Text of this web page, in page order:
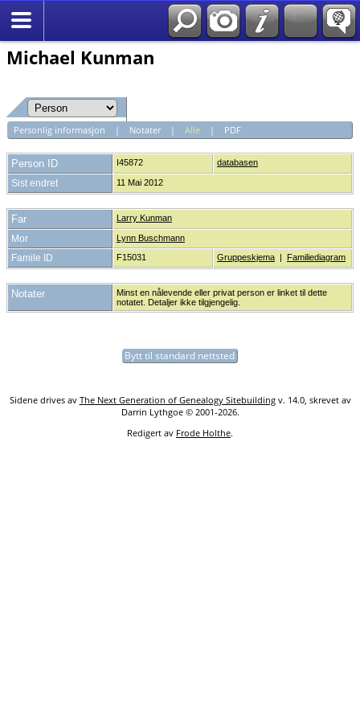
Michael Kunman
Personlig informasjon | Notater| Alle| PDF
Person ID I45872 databasen
Sist endret 11 Mai 2012
Far Larry Kunman
Mor Lynn Buschmann
Famile ID F15031 Gruppeskjema | Familiediagram
Notater
Minst en nålevende eller privat person er linket til dette
notatet. Detaljer ikke tilgjengelig.
Bytt til standard nettsted
Sidene drives av The Next Generation of Genealogy Sitebuildingv. 14.0, skrevet av
Darrin Lythgoe © 2001-2026.
Redigert av Frode Holthe.